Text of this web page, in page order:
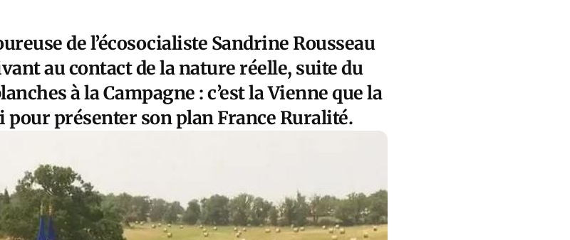
de l’écosocialiste Sandrine Rousseau
au contact de la nature réelle, suite du
à la Campagne : c’est la Vienne que la
pour présenter son plan France Ruralité.